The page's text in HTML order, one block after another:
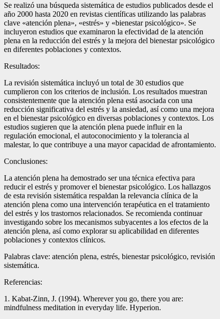
Se realizó una búsqueda sistemática de estudios publicados desde el
año 2000 hasta 2020 en revistas científicas utilizando las palabras
clave «atención plena», «estrés» y «bienestar psicológico». Se
incluyeron estudios que examinaron la efectividad de la atención
plena en la reducción del estrés y la mejora del bienestar psicológico
en diferentes poblaciones y contextos.
Resultados:
La revisión sistemática incluyó un total de 30 estudios que
cumplieron con los criterios de inclusión. Los resultados muestran
consistentemente que la atención plena está asociada con una
reducción significativa del estrés y la ansiedad, así como una mejora
en el bienestar psicológico en diversas poblaciones y contextos. Los
estudios sugieren que la atención plena puede influir en la
regulación emocional, el autoconocimiento y la tolerancia al
malestar, lo que contribuye a una mayor capacidad de afrontamiento.
Conclusiones:
La atención plena ha demostrado ser una técnica efectiva para
reducir el estrés y promover el bienestar psicológico. Los hallazgos
de esta revisión sistemática respaldan la relevancia clínica de la
atención plena como una intervención terapéutica en el tratamiento
del estrés y los trastornos relacionados. Se recomienda continuar
investigando sobre los mecanismos subyacentes a los efectos de la
atención plena, así como explorar su aplicabilidad en diferentes
poblaciones y contextos clínicos.
Palabras clave: atención plena, estrés, bienestar psicológico, revisión
sistemática.
Referencias:
1. Kabat-Zinn, J. (1994). Wherever you go, there you are:
mindfulness meditation in everyday life. Hyperion.